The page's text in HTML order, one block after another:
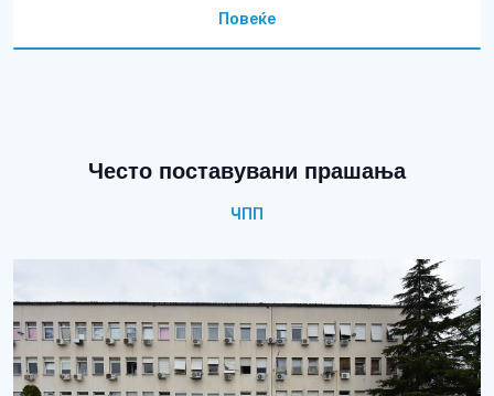
Повеќе
Често поставувани прашања
ЧПП